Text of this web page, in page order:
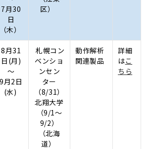
7月30
日
（木）
区）
8月31
日(月)
～
9月2日
(水)
札幌コン
ベンショ
ンセン
ター
（8/31）
北翔大学
（9/1～
9/2）
（北海
道）
動作解析
関連製品
詳細
はこ
ちら